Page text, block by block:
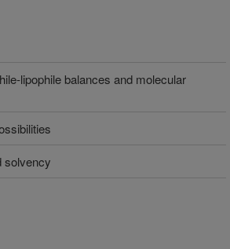
lipophile balances and molecular
solvency